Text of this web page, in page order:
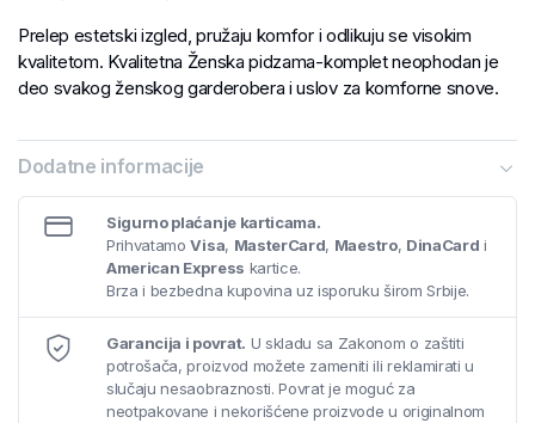
Prelep estetski izgled, pružaju komfor i odlikuju se visokim
kvalitetom. Kvalitetna Ženska pidzama-komplet neophodan je
deo svakog ženskog garderobera i uslov za komforne snove.
Dodatne informacije
Sigurno plaćanje karticama.
PrihvatamoVisa, MasterCard, Maestro, DinaCard i
American Express kartice.
Brza i bezbedna kupovina uz isporuku širom Srbije.
Garancija i povrat. U skladu sa Zakonom o zaštiti
potrošača, proizvod možete zameniti ili reklamirati u
slučaju nesaobraznosti. Povrat je moguć za
neotpakovane i nekorišćene proizvode u originalnom